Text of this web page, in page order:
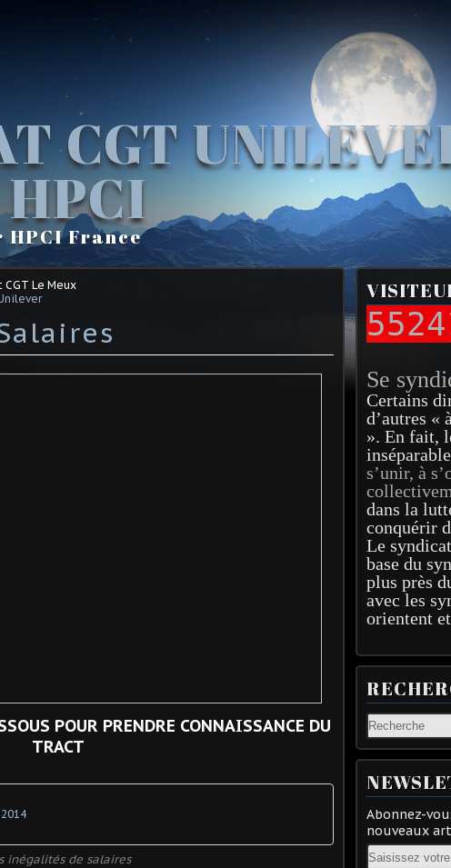
CGT
HPCI France
Le Meux
POUR PRENDRE CONNAISSANCE DU
TRACT
inégalités de salaires
Se
Certains
d’autres «
». En fait,
s’unir, à
dans la
conquérir
Le
base du
plus près
avec les
orientent
Abonnez-
nouveaux
Email